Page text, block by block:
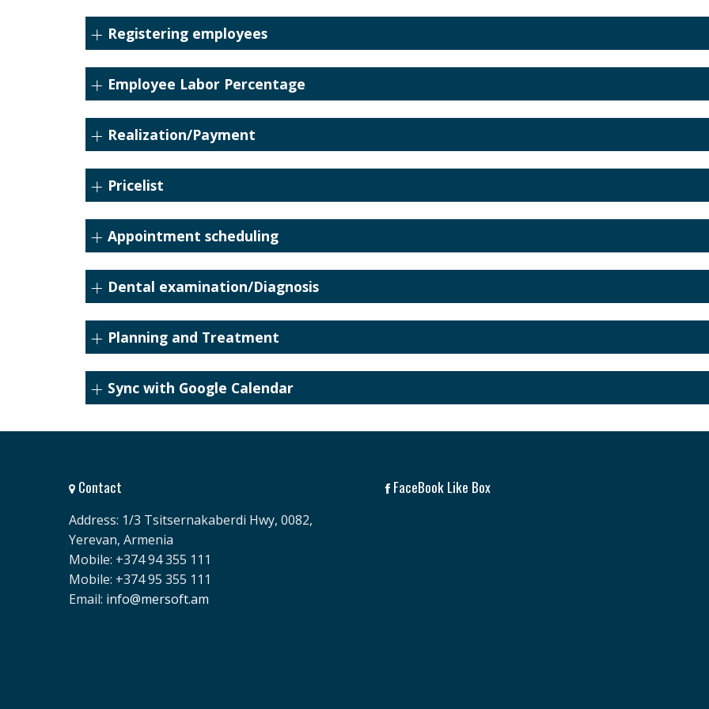
Registering employees
Employee Labor Percentage
Realization/Payment
Pricelist
Appointment scheduling
Dental examination/Diagnosis
Planning and Treatment
Sync with Google Calendar
Contact
Address: 1/3 Tsitsernakaberdi Hwy, 0082,
Yerevan, Armenia
Mobile: +374 94 355 111
Mobile: +374 95 355 111
Email: info@mersoft.am
FaceBook Like Box